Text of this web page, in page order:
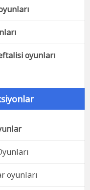
oyunları
oyunları